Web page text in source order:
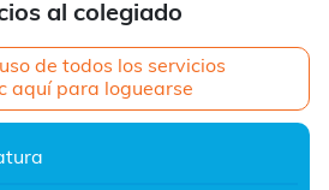
al colegiado
de todos los servicios
aquí para loguearse